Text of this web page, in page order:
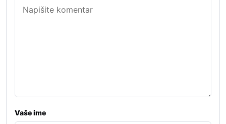
Vaše ime